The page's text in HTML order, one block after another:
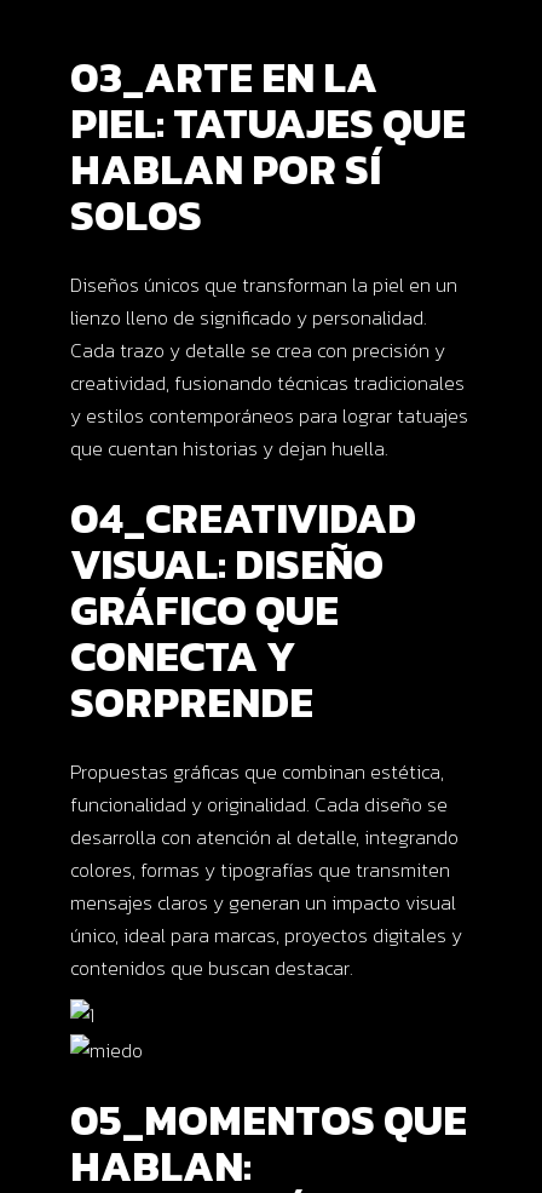
03_ARTE EN LA
PIEL: TATUAJES QUE
HABLAN POR SÍ
SOLOS
Diseños únicos que transforman la piel en un
lienzo lleno de significado y personalidad.
Cada trazo y detalle se crea con precisión y
creatividad, fusionando técnicas tradicionales
y estilos contemporáneos para lograr tatuajes
que cuentan historias y dejan huella.
04_CREATIVIDAD
VISUAL: DISEÑO
GRÁFICO QUE
CONECTA Y
SORPRENDE
Propuestas gráficas que combinan estética,
funcionalidad y originalidad. Cada diseño se
desarrolla con atención al detalle, integrando
colores, formas y tipografías que transmiten
mensajes claros y generan un impacto visual
único, ideal para marcas, proyectos digitales y
contenidos que buscan destacar.
05_MOMENTOS QUE
HABLAN: